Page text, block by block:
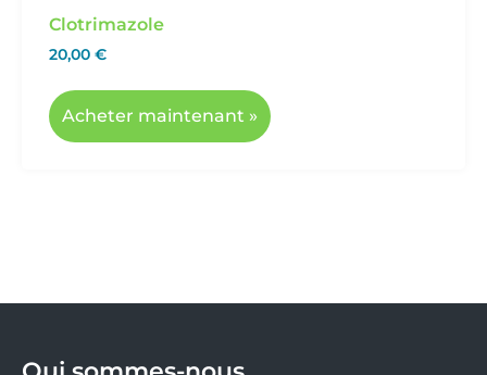
Qui sommes-nous
Tous les contenus médicaux figurant sur ce site web
sont fournis par des parties tierces indépendantes. Par